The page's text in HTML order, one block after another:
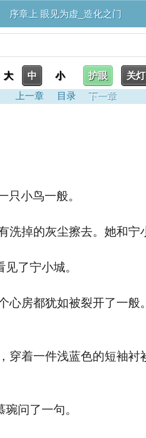
序章上 眼见为虚_造化之门
大 中 小 护眼
关灯
上一章
目录 下一章
小鸟一般。
的灰尘擦去。她和宁
了宁小城。
都犹如被裂开了一般
一件浅蓝色的短袖衬
问了一句。